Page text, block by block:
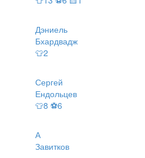
Дэниель
Бхардвадж
👕2
Сергей
Ендольцев
👕8 ⚽6
А
Завитков